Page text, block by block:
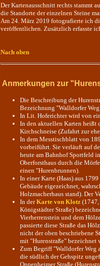
Der Kartenausschnitt rechts stammt
die Standorte der einzelnen Steine
Am 24. März 2019 fotografierte ich
veröffentlichen. Zusätzlich erfasste
Nach oben
Anmerkungen zur
Die Beschreibung der
Bezeichnung "Walldorfer
In Lit. Hoferichter wird von
In den aktuellen Karten heißt
Kirchschneise (Zufahrt zur
In dem Messtischblatt von
vorbeiführt. Sie verläuft auf
heute am Bahnhof Sportfeld
Oberforsthaus durch die
einen "Hurenbrunnen).
In einer Karte (Haas) aus
Gebäude eigezeichnet,
Holzmacherhaus stand). Der
In derKarte von Klotz
Königstädter Straße)
Vierherrenstein und dem
passierte diese Straße das
nicht der oben beschriebene
mit "Hurenstraße" bezeichnet
Zum Begriff "Walldorfer Weg
die südlich der Gehspitz
Oppenheimer Straße